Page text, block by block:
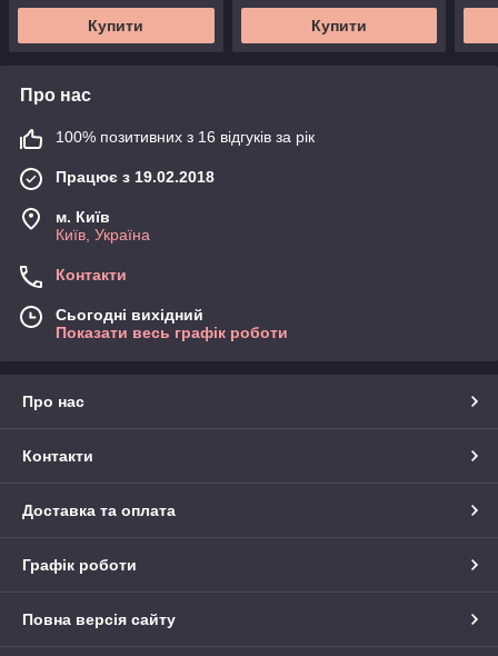
Купити Купити
Про нас
100% позитивних з 16 відгуків за рік
Працює з 19.02.2018
м. Київ
Київ, Україна
Контакти
Сьогодні вихідний
Показати весь графік роботи
Про нас
Контакти
Доставка та оплата
Графік роботи
Повна версія сайту